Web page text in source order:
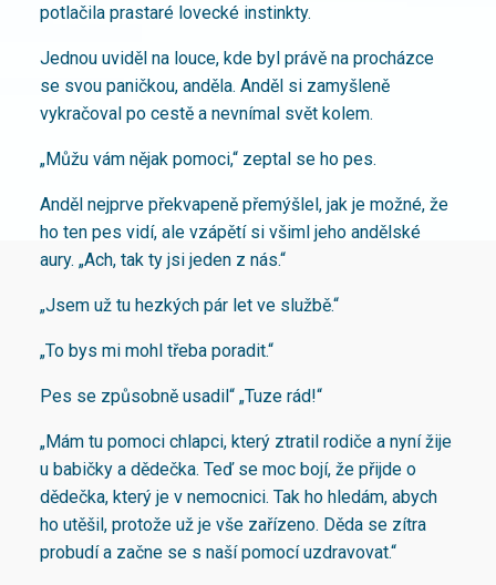
potlačila prastaré lovecké instinkty.
Jednou uviděl na louce, kde byl právě na procházce
se svou paničkou, anděla. Anděl si zamyšleně
vykračoval po cestě a nevnímal svět kolem.
„Můžu vám nějak pomoci,“ zeptal se ho pes.
Anděl nejprve překvapeně přemýšlel, jak je možné, že
ho ten pes vidí, ale vzápětí si všiml jeho andělské
aury. „Ach, tak ty jsi jeden z nás.“
„Jsem už tu hezkých pár let ve službě.“
„To bys mi mohl třeba poradit.“
Pes se způsobně usadil“ „Tuze rád!“
„Mám tu pomoci chlapci, který ztratil rodiče a nyní žije
u babičky a dědečka. Teď se moc bojí, že přijde o
dědečka, který je v nemocnici. Tak ho hledám, abych
ho utěšil, protože už je vše zařízeno. Děda se zítra
probudí a začne se s naší pomocí uzdravovat.“